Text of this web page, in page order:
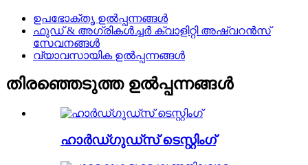
ഉപഭോക്തൃ ഉൽപ്പന്നങ്ങൾ
ഫുഡ് & അഗ്രികൾച്ചർ ക്വാളിറ്റി അഷ്വറൻസ്
സേവനങ്ങൾ
വ്യാവസായിക ഉൽപ്പന്നങ്ങൾ
തിരഞ്ഞെടുത്ത ഉൽപ്പന്നങ്ങൾ
ഹാർഡ്ഗുഡ്സ് ടെസ്റ്റിംഗ്